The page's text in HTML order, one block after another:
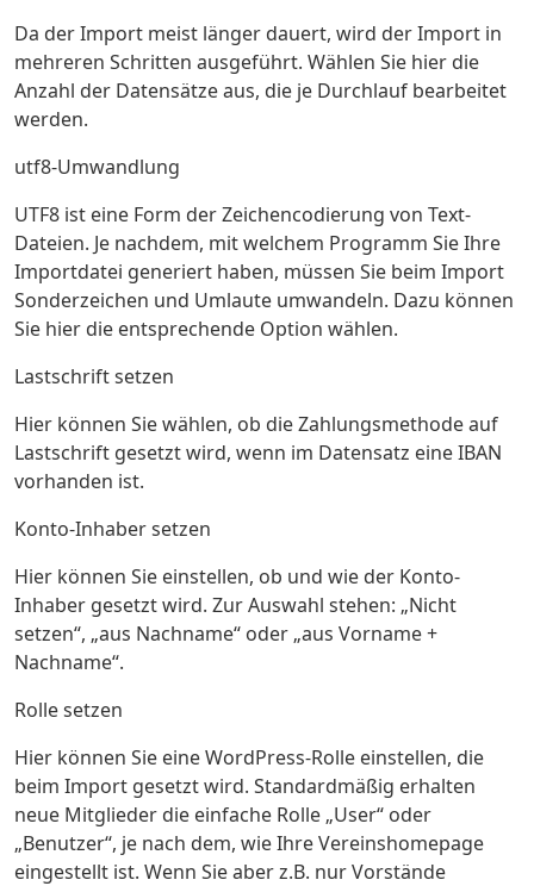
Da der Import meist länger dauert, wird der Import in
mehreren Schritten ausgeführt. Wählen Sie hier die
Anzahl der Datensätze aus, die je Durchlauf bearbeitet
werden.
utf8-Umwandlung
UTF8 ist eine Form der Zeichencodierung von Text-
Dateien. Je nachdem, mit welchem Programm Sie Ihre
Importdatei generiert haben, müssen Sie beim Import
Sonderzeichen und Umlaute umwandeln. Dazu können
Sie hier die entsprechende Option wählen.
Lastschrift setzen
Hier können Sie wählen, ob die Zahlungsmethode auf
Lastschrift gesetzt wird, wenn im Datensatz eine IBAN
vorhanden ist.
Konto-Inhaber setzen
Hier können Sie einstellen, ob und wie der Konto-
Inhaber gesetzt wird. Zur Auswahl stehen: „Nicht
setzen“, „aus Nachname“ oder „aus Vorname +
Nachname“.
Rolle setzen
Hier können Sie eine WordPress-Rolle einstellen, die
beim Import gesetzt wird. Standardmäßig erhalten
neue Mitglieder die einfache Rolle „User“ oder
„Benutzer“, je nach dem, wie Ihre Vereinshomepage
eingestellt ist. Wenn Sie aber z.B. nur Vorstände